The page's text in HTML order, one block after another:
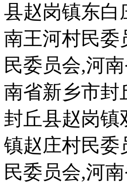
县赵岗镇东白
南王河村民委
民委员会,河
南省新乡市封
封丘县赵岗镇
镇赵庄村民委
民委员会,河